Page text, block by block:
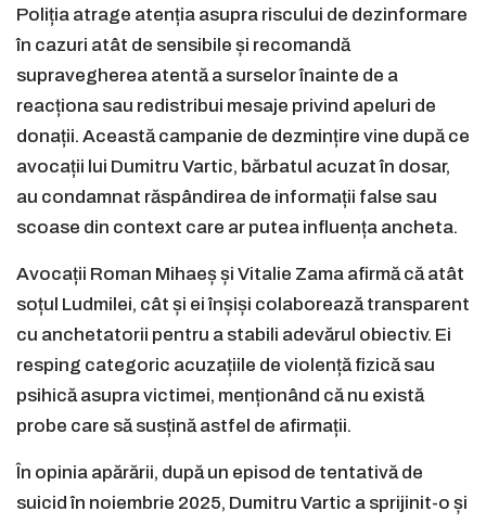
Poliția atrage atenția asupra riscului de dezinformare
în cazuri atât de sensibile și recomandă
supravegherea atentă a surselor înainte de a
reacționa sau redistribui mesaje privind apeluri de
donații. Această campanie de dezmințire vine după ce
avocații lui Dumitru Vartic, bărbatul acuzat în dosar,
au condamnat răspândirea de informații false sau
scoase din context care ar putea influența ancheta.
Avocații Roman Mihaeș și Vitalie Zama afirmă că atât
soțul Ludmilei, cât și ei înșiși colaborează transparent
cu anchetatorii pentru a stabili adevărul obiectiv. Ei
resping categoric acuzațiile de violență fizică sau
psihică asupra victimei, menționând că nu există
probe care să susțină astfel de afirmații.
În opinia apărării, după un episod de tentativă de
suicid în noiembrie 2025, Dumitru Vartic a sprijinit-o și